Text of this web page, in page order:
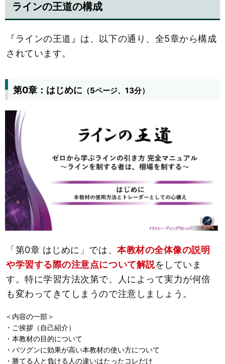
ラインの王道の構成
『ラインの王道』は、以下の通り、全5章から構成
されています。
第0章：はじめに （5ページ、13分）
「第0章 はじめに」では、本教材の全体像の説明
や学習する際の注意点について解説をしていま
す。特に学習方法次第で、人によって実力が何倍
も変わってきてしまうので注意しましょう。
＜内容の一部＞
・ご挨拶（自己紹介）
・本教材の目的について
・バツグンに効果が高い本教材の使い方について
・勝てる人と負ける人の違いはたったコレだけ